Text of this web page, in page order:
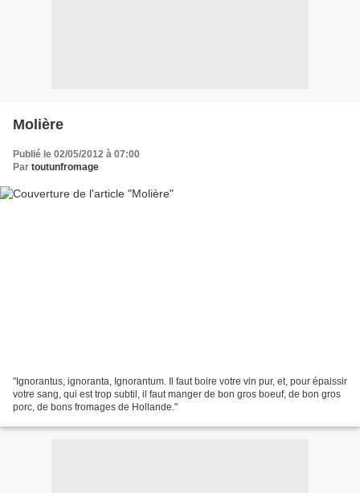
Molière
Publié le 02/05/2012 à 07:00
Par toutunfromage
"Ignorantus, ignoranta, Ignorantum. Il faut boire votre vin pur, et, pour épaissir
votre sang, qui est trop subtil, il faut manger de bon gros boeuf, de bon gros
porc, de bons fromages de Hollande."